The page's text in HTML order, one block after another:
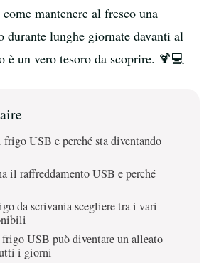
mantenere al fresco una
durante lunghe giornate davanti al
è un vero tesoro da scoprire. 🍹💻
frigo USB e perché sta diventando
il raffreddamento USB e perché
da scrivania scegliere tra i vari
USB può diventare un alleato
i giorni